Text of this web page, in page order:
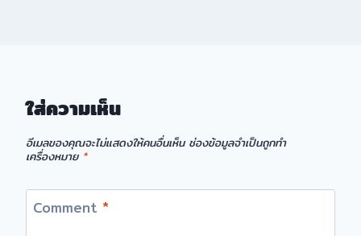
ใส่ความเห็น
อีเมลของคุณจะไม่แสดงให้คนอื่นเห็น ช่องข้อมูลจำเป็นถูกทำ
เครื่องหมาย *
Comment *